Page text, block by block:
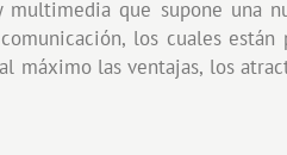
que supone una
los cuales
máximo las ventajas, los